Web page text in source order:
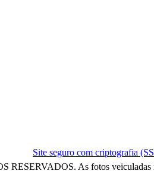
Site seguro com criptografia
As fotos veiculadas